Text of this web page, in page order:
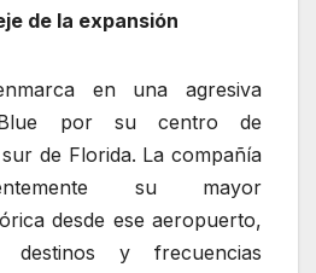
de la expansión
en una agresiva
por su centro de
de Florida. La compañía
su mayor
desde ese aeropuerto,
y frecuencias